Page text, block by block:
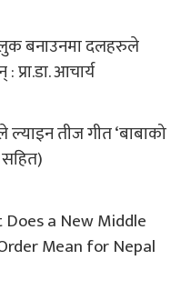
बनाउनमा दलहरुले
आचार्य
तीज गीत ‘बाबाको
सहित)
a New Middle
Mean for Nepal